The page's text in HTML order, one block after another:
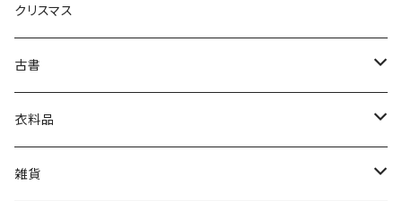
芸術・絵画・写真
絵本・児童書
娯楽・エンターテインメント
クリスマス
古書
古書セット
美術
衣料品
POLEWARDS
雑貨